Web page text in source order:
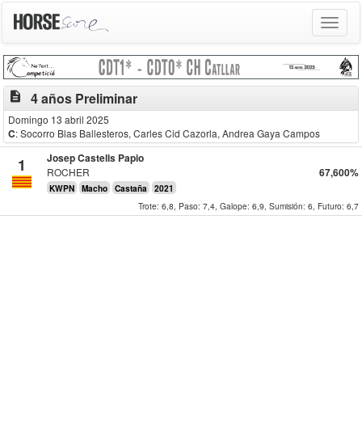
Toggle
description 4 años Preliminar
Domingo 13 abril 2025
C: Socorro Blas Ballesteros, Carles Cid Cazorla, Andrea Gaya Campos
1 Josep Castells Papio
ROCHER
KWPN Macho Castaña 2021
67,600%
Trote: 6,8, Paso: 7,4, Galope: 6,9, Sumisión: 6, Futuro: 6,7